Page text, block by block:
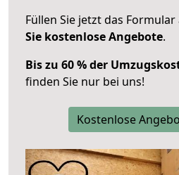
Füllen Sie jetzt das
Sie kostenlose Angebote.
Bis zu 60 % der
finden Sie nur bei uns!
Kostenlose